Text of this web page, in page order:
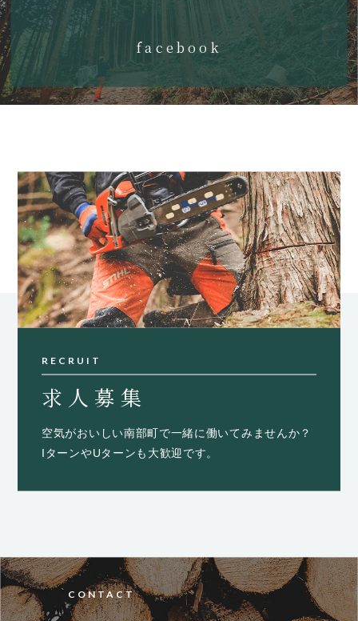
facebook
RECRUIT
求人募集
空気がおいしい南部町で一緒に働いてみませんか？
IターンやUターンも大歓迎です。
CONTACT